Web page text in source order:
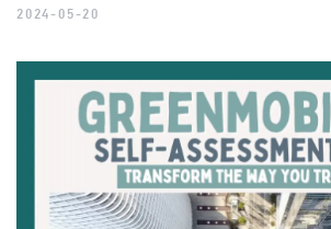
2024-05-20